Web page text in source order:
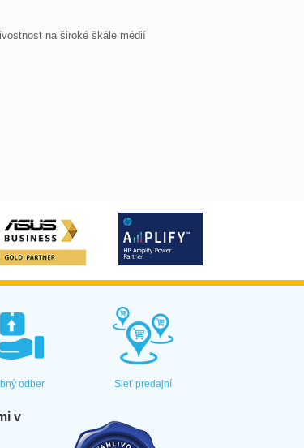
na široké škále médií
odber Sieť predajní
v